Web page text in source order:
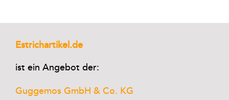
Estrichartikel.de
ist ein Angebot der:
Guggemos GmbH & Co. KG